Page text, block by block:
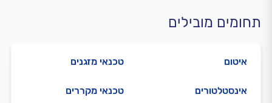
תחומים מובילים
איטום
אינסטלטורים
טכנאי מזגנים
טכנאי מקררים